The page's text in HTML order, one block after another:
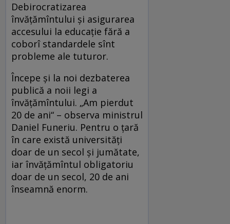
Debirocratizarea
învăţămîntului şi asigurarea
accesului la educaţie fără a
coborî standardele sînt
probleme ale tuturor.
Începe şi la noi dezbaterea
publică a noii legi a
învăţămîntului. „Am pierdut
20 de ani“ – observa ministrul
Daniel Funeriu. Pentru o ţară
în care există universităţi
doar de un secol şi jumătate,
iar învăţămîntul obligatoriu
doar de un secol, 20 de ani
înseamnă enorm.